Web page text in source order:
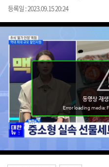
등록일 : 2023.09.15 20:24